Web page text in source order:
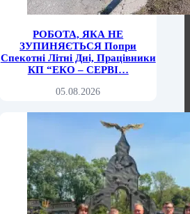
РОБОТА, ЯКА НЕ
ЗУПИНЯЄТЬСЯ Попри
Спекотні Літні Дні, Працівники
КП “ЕКО – СЕРВІ…
05.08.2026